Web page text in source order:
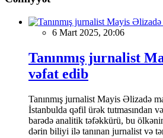
6 Mart 2025, 20:06
Tanınmış jurnalist
vəfat edib
Tanınmış jurnalist Mayis Əlizadə
İstanbulda qəfil ürək tutmasından
barədə analitik təfəkkürü, bu
dərin biliyi ilə tanınan jurnalist və